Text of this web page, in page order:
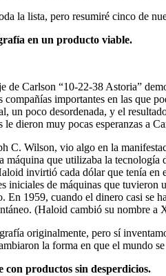
la lista, pero resumiré cinco de
en un producto viable.
de Carlson “10-22-38 Astoria”
compañías importantes en las que
un poco desordenada, y el
dieron muy pocas esperanzas a
C. Wilson, vio algo en la
máquina que utilizaba la
invirtió cada dólar que tenía
iniciales de máquinas que
En 1959, cuando el dinero casi se
(Haloid cambió su nombre a
originalmente, pero sí
la forma en que el mundo
con productos sin desperdicios.